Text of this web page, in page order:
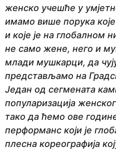
женско учешће у
имамо више порука
и које је на глобалном
не само жене, него и
млади мушкарци, да
представљамо на
Један од сегмената
популаризација
тако да ћемо ове
перформанс који је
плесна кореографија